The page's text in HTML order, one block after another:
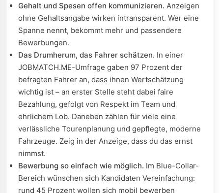
Gehalt und Spesen offen kommunizieren. Anzeigen
ohne Gehaltsangabe wirken intransparent. Wer eine
Spanne nennt, bekommt mehr und passendere
Bewerbungen.
Das Drumherum, das Fahrer schätzen. In einer
JOBMATCH.ME-Umfrage gaben 97 Prozent der
befragten Fahrer an, dass ihnen Wertschätzung
wichtig ist – an erster Stelle steht dabei faire
Bezahlung, gefolgt von Respekt im Team und
ehrlichem Lob. Daneben zählen für viele eine
verlässliche Tourenplanung und gepflegte, moderne
Fahrzeuge. Zeig in der Anzeige, dass du das ernst
nimmst.
Bewerbung so einfach wie möglich. Im Blue-Collar-
Bereich wünschen sich Kandidaten Vereinfachung:
rund 45 Prozent wollen sich mobil bewerben